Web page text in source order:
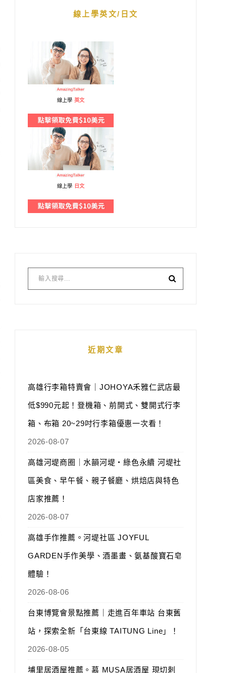
線上學英文/日文
線上學 英文
線上學 日文
近期文章
高雄行李箱特賣會｜JOHOYA禾雅仁武店最
低$990元起！登機箱、前開式、雙開式行李
箱、布箱 20~29吋行李箱優惠一次看！
2026-08-07
高雄河堤商圈｜水韻河堤‧綠色永續 河堤社
區美食、早午餐、親子餐廳、烘焙店與特色
店家推薦！
2026-08-07
高雄手作推薦。河堤社區 JOYFUL
GARDEN手作美學、酒墨畫、氨基酸寶石皂
體驗！
2026-08-06
台東博覽會景點推薦｜走進百年車站 台東舊
站，探索全新「台東線 TAITUNG Line」！
2026-08-05
埔里居酒屋推薦。慕 MUSA居酒屋 現切刺